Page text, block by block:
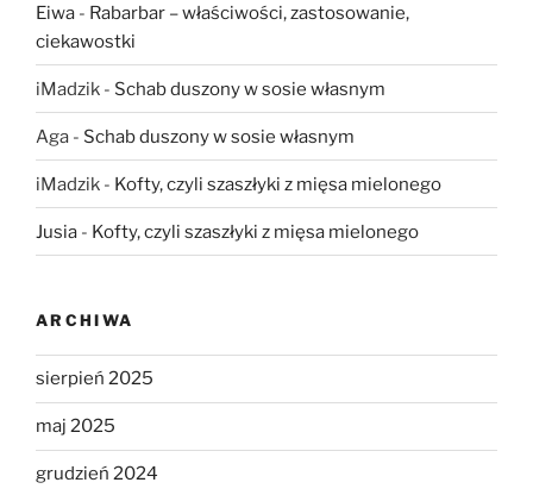
Eiwa - Rabarbar – właściwości, zastosowanie,
ciekawostki
iMadzik - Schab duszony w sosie własnym
Aga - Schab duszony w sosie własnym
iMadzik - Kofty, czyli szaszłyki z mięsa mielonego
Jusia - Kofty, czyli szaszłyki z mięsa mielonego
ARCHIWA
sierpień 2025
maj 2025
grudzień 2024